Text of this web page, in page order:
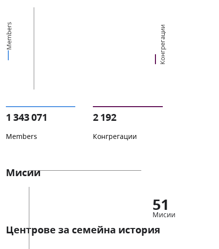
Members Конгрегации
1 343 071
Members
2 192
Конгрегации
Мисии
51
Мисии
Центрове за семейна история